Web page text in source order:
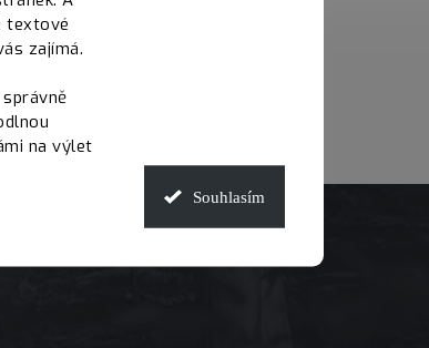
textové
zajímá.
na výlet
Souhlasím